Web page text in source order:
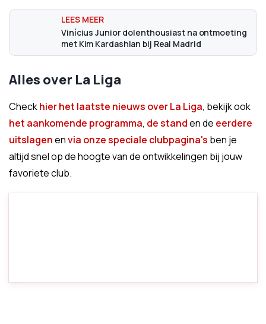
Vinícius Junior dolenthousiast na ontmoeting
met Kim Kardashian bij Real Madrid
Alles over La Liga
Checkhier het laatste nieuws over La Liga, bekijk ook
het aankomende programma, de standen de eerdere
uitslagenenvia onze speciale clubpagina's ben je
altijd snel op de hoogte van de ontwikkelingen bij jouw
favoriete club.